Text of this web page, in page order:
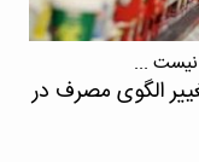
نیست ...
الگوی مصرف در